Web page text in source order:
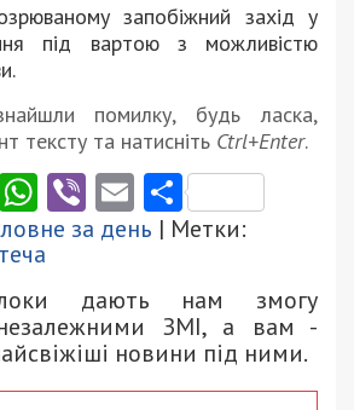
запобіжний захід у
під вартою з можливістю
помилку, будь ласка,
тексту та натисніть Ctrl+Enter.
Twitter
WhatsApp
ViberEmail
за день | Метки:
дають нам змогу
ЗМІ, а вам -
новини під ними.